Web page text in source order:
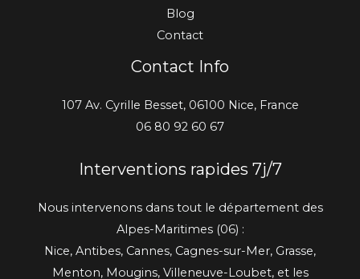
Blog
Contact
Contact Info
107 Av. Cyrille Besset, 06100 Nice, France
06 80 92 60 67
Interventions rapides 7j/7
Nous intervenons dans tout le département des
Alpes-Maritimes (06) :
Nice, Antibes, Cannes, Cagnes-sur-Mer, Grasse,
Menton, Mougins, Villeneuve-Loubet, et les